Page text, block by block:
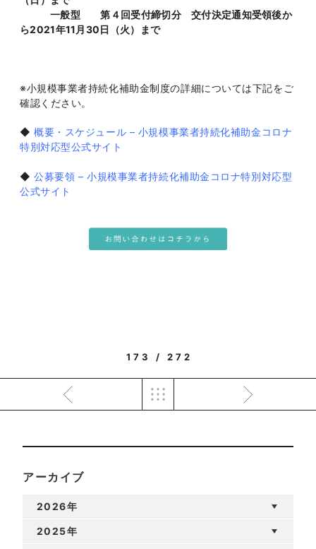
一般型 第４回受付締切分 交付決定通知受領後か
ら2021年11月30日（火）まで
※小規模事業者持続化補助金制度の詳細については下記をご
確認ください。
◆概要・スケジュール – 小規模事業者持続化補助金コロナ
特別対応型公式サイト
◆公募要領 – 小規模事業者持続化補助金コロナ特別対応型
公式サイト
173 / 272
アーカイブ
2026年
2025年